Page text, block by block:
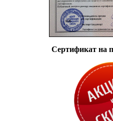
Сертификат на